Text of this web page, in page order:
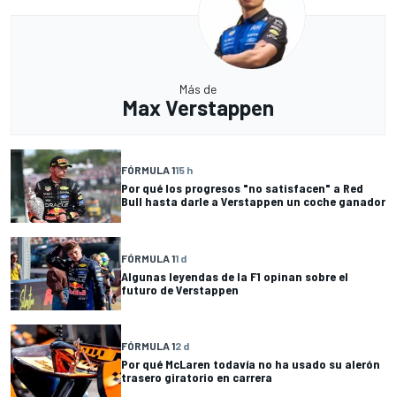
Más de
Max Verstappen
FÓRMULA 115 h
Por qué los progresos "no satisfacen" a Red
Bull hasta darle a Verstappen un coche ganador
FÓRMULA 11 d
Algunas leyendas de la F1 opinan sobre el
futuro de Verstappen
FÓRMULA 12 d
Por qué McLaren todavía no ha usado su alerón
trasero giratorio en carrera